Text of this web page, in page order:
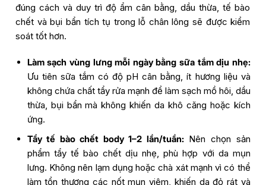
đúng cách và duy trì độ ẩm cân bằng, dầu thừa, tế bào
chết và bụi bẩn tích tụ trong lỗ chân lông sẽ được kiểm
soát tốt hơn.
Làm sạch vùng lưng mỗi ngày bằng sữa tắm dịu nhẹ:
Ưu tiên sữa tắm có độ pH cân bằng, ít hương liệu và
không chứa chất tẩy rửa mạnh để làm sạch mồ hôi, dầu
thừa, bụi bẩn mà không khiến da khô căng hoặc kích
ứng.
Tẩy tế bào chết body 1–2 lần/tuần:Nên chọn sản
phẩm tẩy tế bào chết dịu nhẹ, phù hợp với da mụn
lưng. Không nên lạm dụng hoặc chà xát mạnh vì có thể
làm tổn thương các nốt mụn viêm, khiến da đỏ rát và